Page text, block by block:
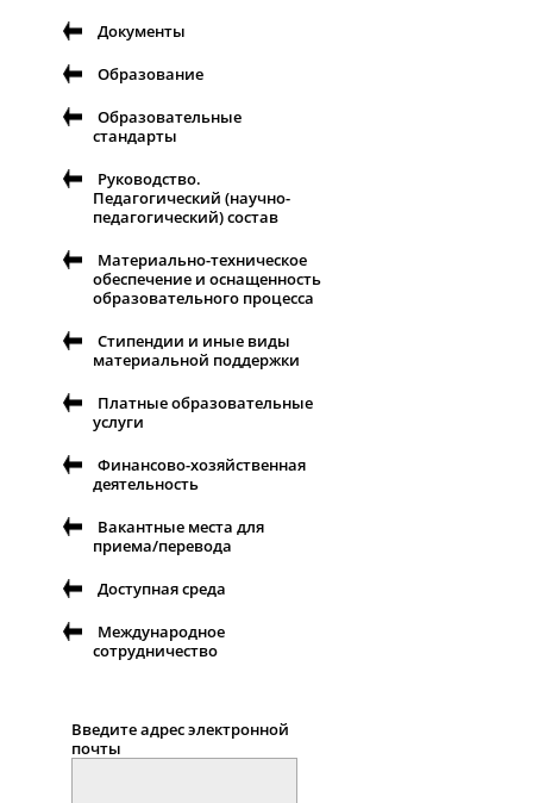
Документы
Образование
Образовательные
стандарты
Руководство.
Педагогический (научно-
педагогический) состав
Материально-техническое
обеспечение и оснащенность
образовательного процесса
Стипендии и иные виды
материальной поддержки
Платные образовательные
услуги
Финансово-хозяйственная
деятельность
Вакантные места для
приема/перевода
Доступная среда
Международное
сотрудничество
Введите адрес электронной
почты